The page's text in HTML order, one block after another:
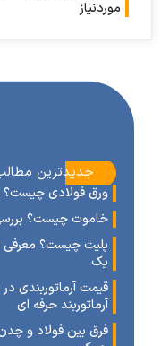
‹جدیدترین مطالب
فولادی چیست؟ معرفی و
چیست؟ بررسی اندازه
چیست؟ معرفی انواع پلیت
حرفه ای
بین فولاد و چدن و آهن